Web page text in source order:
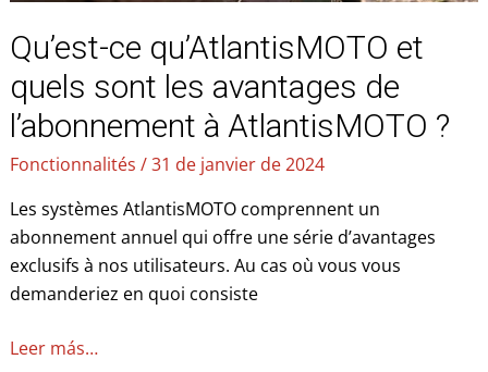
Qu’est-ce qu’AtlantisMOTO et
quels sont les avantages de
l’abonnement à AtlantisMOTO ?
Fonctionnalités /31 de janvier de 2024
Les systèmes AtlantisMOTO comprennent un
abonnement annuel qui offre une série d’avantages
exclusifs à nos utilisateurs. Au cas où vous vous
demanderiez en quoi consiste
AtlantisMOTO
Leer más…